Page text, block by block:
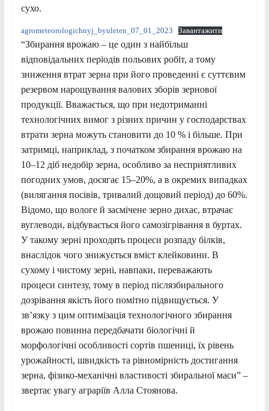
сухо.
agrometeorologichnyj_byuleten_07_01_2023 Завантажити
“Збирання врожаю – це один з найбільш
відповідальних періодів польових робіт, а тому
зниження втрат зерна при його проведенні є суттєвим
резервом нарощування валових зборів зернової
продукції. Вважається, що при недотриманні
технологічних вимог з різних причин у господарствах
втрати зерна можуть становити до 10 % і більше. При
затримці, наприклад, з початком збирання врожаю на
10–12 діб недобір зерна, особливо за несприятливих
погодних умов, досягає 15–20%, а в окремих випадках
(вилягання посівів, тривалий дощовий період) до 60%.
Відомо, що вологе й засмічене зерно дихає, втрачає
вуглеводи, відбувається його самозігрівання в буртах.
У такому зерні проходять процеси розпаду білків,
внаслідок чого знижується вміст клейковини. В
сухому і чистому зерні, навпаки, переважають
процеси синтезу, тому в період післязбирального
дозрівання якість його помітно підвищується. У
зв’язку з цим оптимізація технологічного збирання
врожаю повинна передбачати біологічні й
морфологічні особливості сортів пшениці, їх рівень
урожайності, швидкість та рівномірність достигання
зерна, фізико-механічні властивості збиральної маси” –
звертає увагу аграріїв Алла Стоянова.